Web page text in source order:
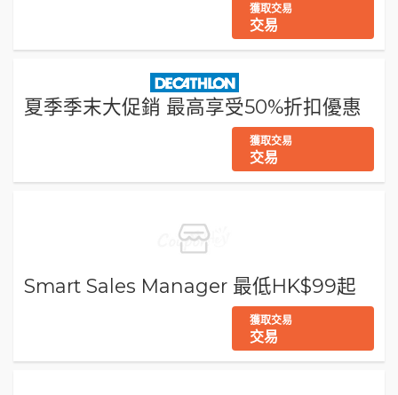
獲取交易
交易
夏季季末大促銷 最高享受50%折扣優惠
獲取交易
交易
Smart Sales Manager 最低HK$99起
獲取交易
交易